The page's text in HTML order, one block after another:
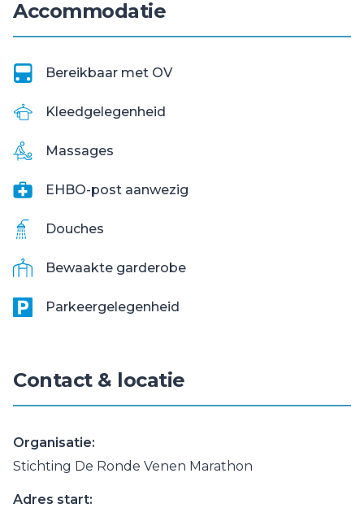
Accommodatie
Bereikbaar met OV
Kleedgelegenheid
Massages
EHBO-post aanwezig
Douches
Bewaakte garderobe
Parkeergelegenheid
Contact & locatie
Organisatie:
Stichting De Ronde Venen Marathon
Adres start: